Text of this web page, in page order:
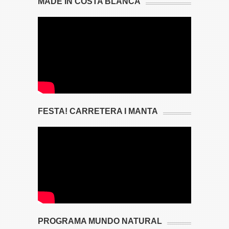
FESTA! CARRETERA I MANTA
PROGRAMA MUNDO NATURAL